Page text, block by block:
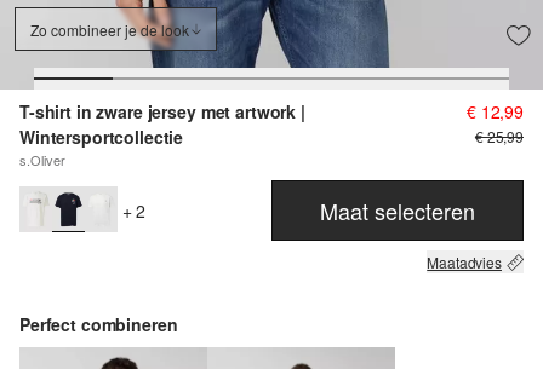
Zo combineer je de look
T-shirt in zware jersey met artwork |
Wintersportcollectie
s.Oliver
€ 12,99
€ 25,99
+ 2 Maat selecteren
Maatadvies
Perfect combineren